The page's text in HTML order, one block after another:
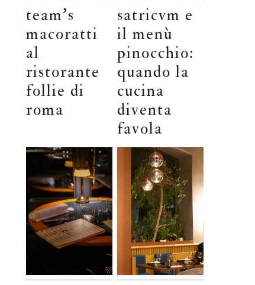
team’s
macoratti
al
ristorante
follie di
roma
satricvm e
il menù
pinocchio:
quando la
cucina
diventa
favola